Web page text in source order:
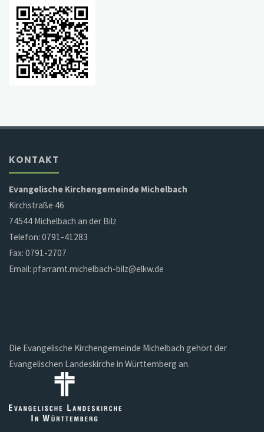
KONTAKT
Evangelische Kirchengemeinde Michelbach
Kirchstraße 46
74544 Michelbach an der Bilz
Telefon: 0791-41283
Fax: 0791-2707
Email: pfarramt.michelbach-bilz@elkw.de
Die Evangelische Kirchengemeinde Michelbach gehört der
Evangelischen Landeskirche in Württemberg an.